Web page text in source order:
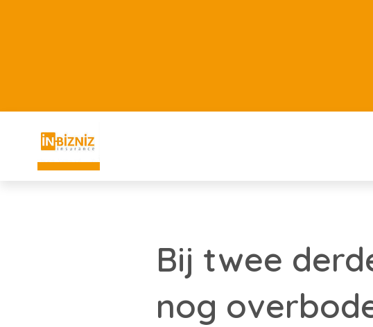
Bij twee
nog